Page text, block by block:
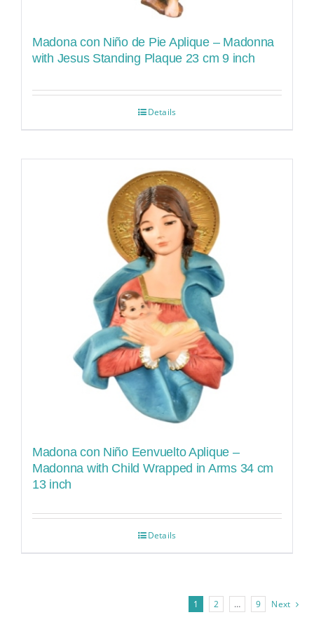
Madona con Niño de Pie Aplique – Madonna
with Jesus Standing Plaque 23 cm 9 inch
Details
Madona con Niño Eenvuelto Aplique –
Madonna with Child Wrapped in Arms 34 cm
13 inch
Details
1 2 … 9 Next